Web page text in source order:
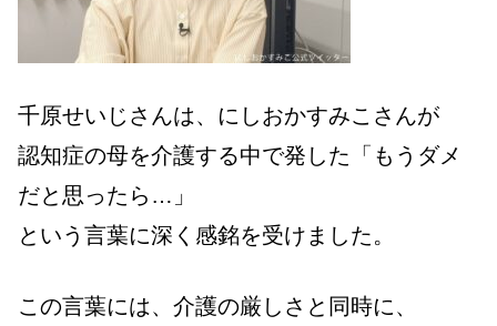
千原せいじさんは、にしおかすみこさんが
認知症の母を介護する中で発した「もうダメ
だと思ったら…」
という言葉に深く感銘を受けました。
この言葉には、介護の厳しさと同時に、